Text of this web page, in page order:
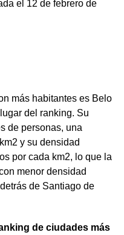
el 12 de febrero de
más habitantes es Belo
del ranking. Su
de personas, una
y su densidad
por cada km2, lo que la
menor densidad
de Santiago de
de ciudades más